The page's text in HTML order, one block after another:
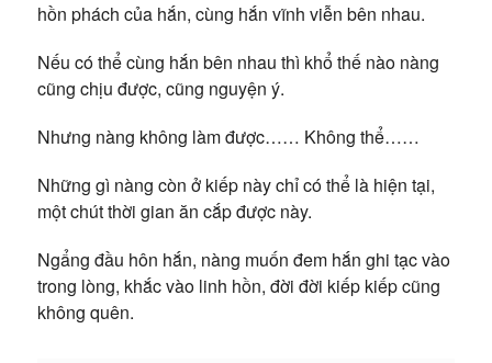
hồn phách của hắn, cùng hắn vĩnh viễn bên nhau.
Nếu có thể cùng hắn bên nhau thì khổ thế nào nàng
cũng chịu được, cũng nguyện ý.
Nhưng nàng không làm được…… Không thể……
Những gì nàng còn ở kiếp này chỉ có thể là hiện tại,
một chút thời gian ăn cắp được này.
Ngẩng đầu hôn hắn, nàng muốn đem hắn ghi tạc vào
trong lòng, khắc vào linh hồn, đời đời kiếp kiếp cũng
không quên.